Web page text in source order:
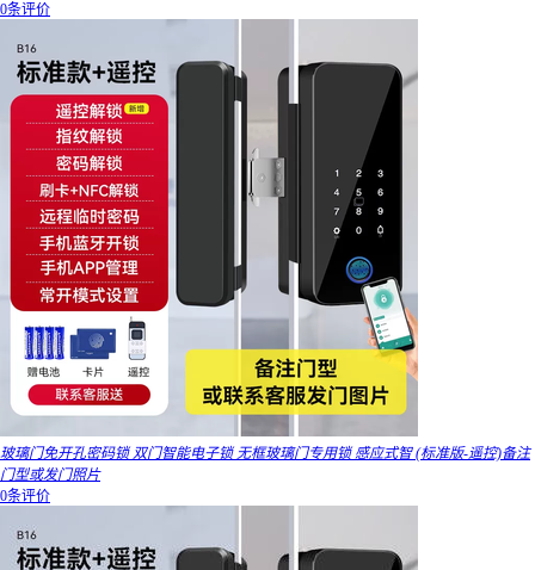
0条评价
玻璃门免开孔密码锁 双门智能电子锁 无框玻璃门专用锁 感应式智 (标准版-遥控)备注
门型或发门照片
0条评价